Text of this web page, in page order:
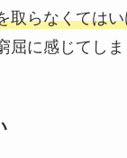
取らなくては
屈に感じてしま